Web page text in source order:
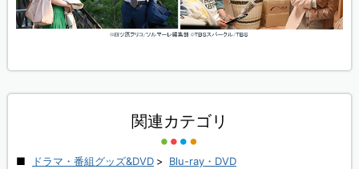
関連カテゴリ
ドラマ・番組グッズ&DVD > Blu-ray・DVD